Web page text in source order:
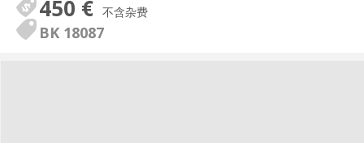
450 € 不含杂费
BK 18087